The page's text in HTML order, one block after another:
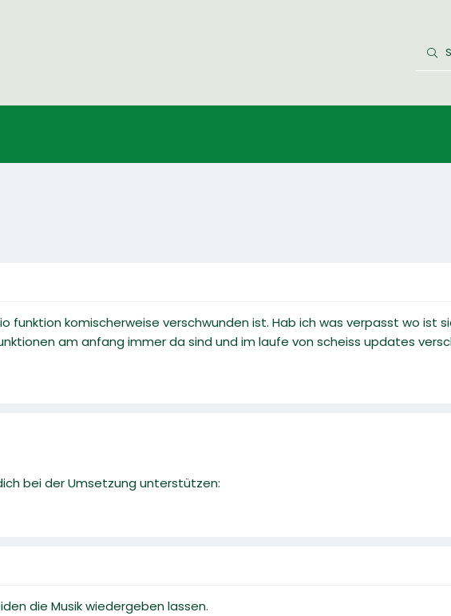
funktion komischerweise verschwunden ist. Hab ich was verpasst wo ist
am anfang immer da sind und im laufe von scheiss updates
bei der Umsetzung unterstützen:
die Musik wiedergeben lassen.